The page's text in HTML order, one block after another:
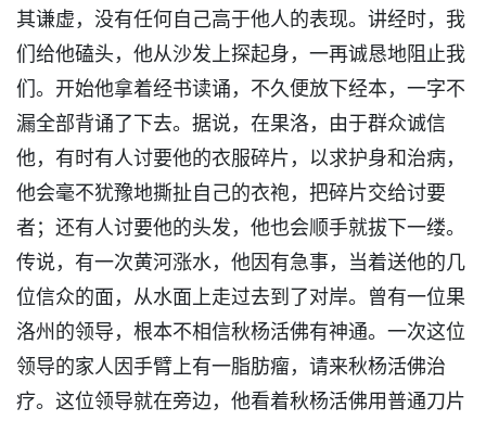
其谦虚，没有任何自己高于他人的表现。讲经时，我
们给他磕头，他从沙发上探起身，一再诚恳地阻止我
们。开始他拿着经书读诵，不久便放下经本，一字不
漏全部背诵了下去。据说，在果洛，由于群众诚信
他，有时有人讨要他的衣服碎片，以求护身和治病，
他会毫不犹豫地撕扯自己的衣袍，把碎片交给讨要
者；还有人讨要他的头发，他也会顺手就拔下一缕。
传说，有一次黄河涨水，他因有急事，当着送他的几
位信众的面，从水面上走过去到了对岸。曾有一位果
洛州的领导，根本不相信秋杨活佛有神通。一次这位
领导的家人因手臂上有一脂肪瘤，请来秋杨活佛治
疗。这位领导就在旁边，他看着秋杨活佛用普通刀片